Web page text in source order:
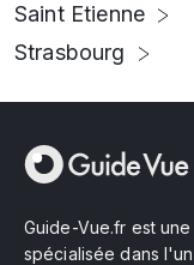
Saint Etienne
Strasbourg
Guide-Vue.fr est
spécialisée dans